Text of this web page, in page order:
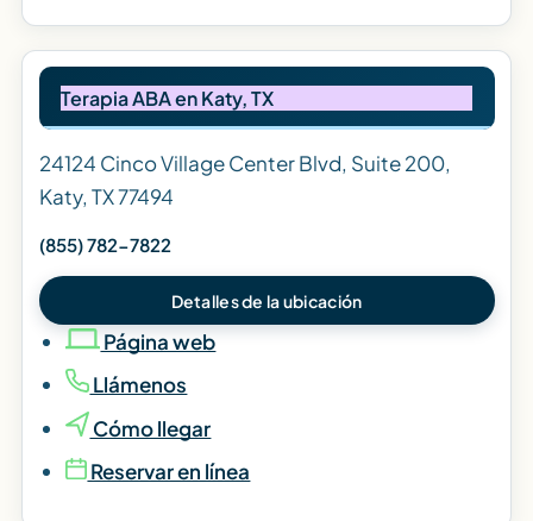
Terapia ABA en Katy, TX
24124 Cinco Village Center Blvd, Suite 200,
Katy, TX 77494
(855) 782-7822
Detalles de la ubicación
Página web
Llámenos
Cómo llegar
Reservar en línea